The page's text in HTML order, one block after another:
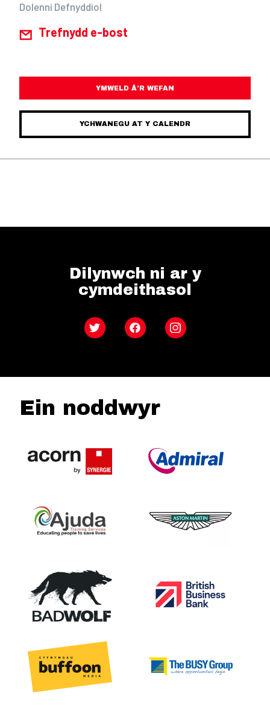
Dolenni Defnyddiol
Trefnydd e-bost
YMWELD Â’R WEFAN
YCHWANEGU AT Y CALENDR
Dilynwch ni ar y
cymdeithasol
Twitter FacebookInstagram
Ein noddwyr